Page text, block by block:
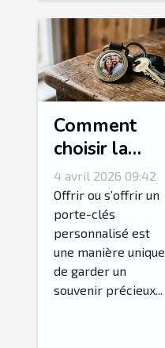
Comment
choisir la
photo idéale
pour votre
porte-clés
personnalisé?
4 avril 2026 09:42
Offrir ou s’offrir un
porte-clés
personnalisé est
une manière unique
de garder un
souvenir précieux...